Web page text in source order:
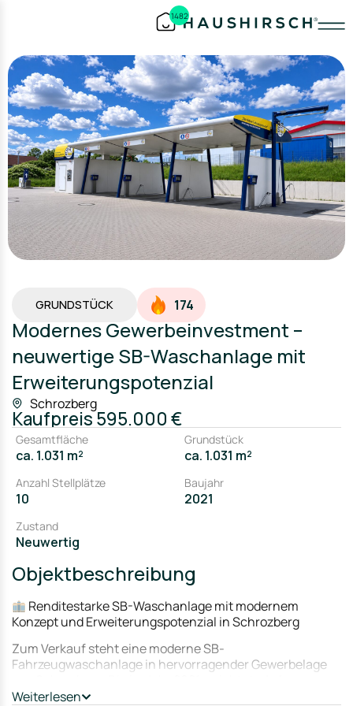
1482
GRUNDSTÜCK 174
Modernes Gewerbeinvestment –
neuwertige SB-Waschanlage mit
Erweiterungspotenzial
Schrozberg
Kaufpreis595.000 €
Gesamtfläche
ca. 1.031 m²
Grundstück
ca. 1.031 m²
Anzahl Stellplätze
10
Baujahr
2021
Zustand
Neuwertig
Objektbeschreibung
Renditestarke SB-Waschanlage mit modernem
Konzept und Erweiterungspotenzial in Schrozberg
Zum Verkauf steht eine moderne SB-
Fahrzeugwaschanlage in hervorragender Gewerbelage
befindet sich auf einem ca. 1.031 m² großen Grundstück
Weiterlesen